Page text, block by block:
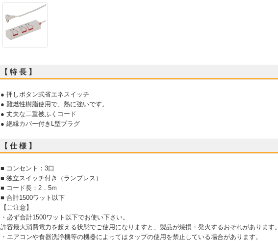
【 特 長 】
● 押しボタン式省エネスイッチ
● 難燃性樹脂使用で、熱に強いです。
● 丈夫な二重被ふくコード
● 絶縁カバー付きL型プラグ
【 仕 様 】
■ コンセント：3口
■ 独立スイッチ付き（ランプレス）
■ コード長：2．5m
■ 合計1500ワット以下
【ご注意】
・必ず合計1500ワット以下でお使い下さい。
許容最大消費電力を超える状態でご使用になりますと、製品が焼損・発火するおそれがあります。
・エアコンや食器洗浄機等の機器によってはタップの使用を禁止している場合があります。